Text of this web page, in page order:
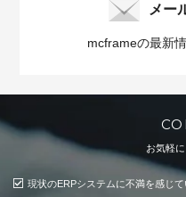
メー
mcframeの最新
お気軽
現状のERPシステムに不満を感じて